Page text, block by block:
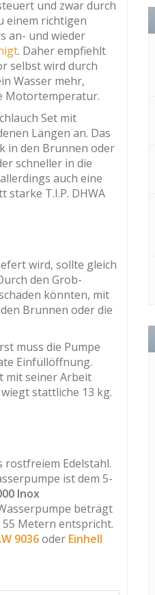
und zwar durch
einem richtigen
an- und wieder
. Daher empfiehlt
selbst wird durch
Wasser mehr,
Motortemperatur.
Set mit
Längen an. Das
in den Brunnen oder
schneller in die
auch eine
starke T.I.P. DHWA
wird, sollte gleich
den Grob-
könnten, mit
Brunnen oder die
muss die Pumpe
Einfüllöffnung.
mit seiner Arbeit
stattliche 13 kg.
rostfreiem Edelstahl.
ist dem 5-
Inox
beträgt
55 Metern entspricht.
9036oder Einhell